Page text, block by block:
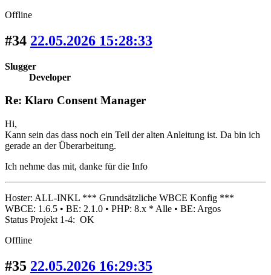
Offline
#34 22.05.2026 15:28:33
Slugger
Developer
Re: Klaro Consent Manager
Hi,
Kann sein das dass noch ein Teil der alten Anleitung ist. Da bin ich
gerade an der Überarbeitung.
Ich nehme das mit, danke für die Info
Hoster: ALL-INKL *** Grundsätzliche WBCE Konfig ***
WBCE: 1.6.5 • BE: 2.1.0 • PHP: 8.x * Alle • BE: Argos
Status Projekt 1-4: OK
Offline
#35 22.05.2026 16:29:35